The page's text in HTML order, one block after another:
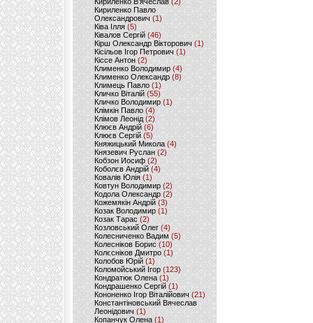
Кириленко Павло
Олександрович (1)
Ківа Ілля (5)
Ківалов Сергій(46)
Кірш Олександр Вікторович (1)
Кісільов Ігор Петрович (1)
Кіссе Антон (2)
Клименко Володимир(4)
Клименко Олександр (8)
Климець Павло (1)
Кличко Віталій(55)
Кличко Володимир (1)
Клімкін Павло (4)
Клімов Леонід(2)
Клюєв Андрій(6)
Клюєв Сергій (5)
Княжицький Микола(4)
Князевич Руслан (2)
Кобзон Иосиф(2)
Коболєв Андрій (4)
Ковалів Юлія(1)
Ковтун Володимир (2)
Кодола Олександр (2)
Кожемякін Андрій (3)
Козак Володимир (1)
Козак Тарас (2)
Козловський Олег(4)
Колесниченко Вадим (5)
Колесніков Борис (10)
Колєсніков Дмитро (1)
Колобов Юрій (1)
Коломойський Ігор (123)
Кондратюк Олена(1)
Кондрашенко Сергій (1)
Кононенко Ігор Віталійович (21)
Константіновський Вячеслав
Леонідович (1)
Копанчук Олена (1)